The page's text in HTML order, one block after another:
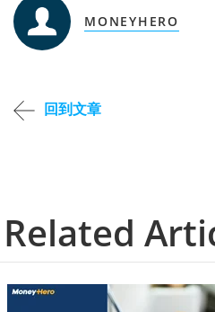
MONEYHERO
回到文章
Related